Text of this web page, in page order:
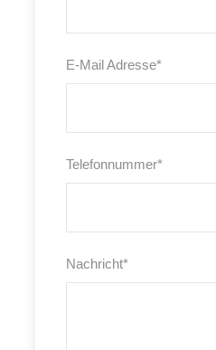
E-Mail Adresse*
Telefonnummer*
Nachricht*